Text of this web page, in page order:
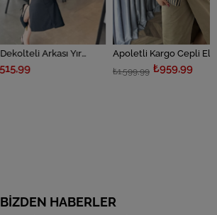
Siyah Sırt Dekolteli Arkası Yırtmaçlı Elbise Apoletli Kargo Cepli Elbise
₺959,99
₺1.599,99
BIZDEN HABERLER